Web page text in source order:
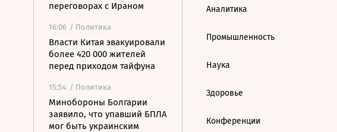
переговорах с Ираном
16:06 / Политика
Власти Китая эвакуировали
более 420 000 жителей
перед приходом тайфуна
15:54 / Политика
Минобороны Болгарии
заявило, что упавший БПЛА
мог быть украинским
Аналитика
Промышленность
Наука
Здоровье
Конференции